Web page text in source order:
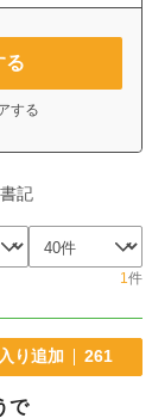
る
する
記
1件
り追加 261
で